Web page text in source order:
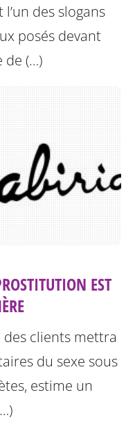
des slogans
posés devant
de (…)
EST
des clients mettra
du sexe sous
estime un